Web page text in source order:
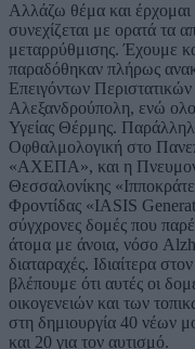
Αλλάζω θέμα και
συνεχίζεται με ορατά τα
μεταρρύθμισης. Έχουμε
παραδόθηκαν πλήρως
Επειγόντων
Αλεξανδρούπολη, ενώ
Υγείας Θέρμης.
Οφθαλμολογική στο
«ΑΧΕΠΑ», και η
Θεσσαλονίκης
Φροντίδας «IASIS
σύγχρονες δομές που
άτομα με άνοια, νόσο
διαταραχές. Ιδιαίτερα
βλέπουμε ότι αυτές οι
οικογενειών και των
στη δημιουργία 40 νέων
και 20 για τον αυτισμό.